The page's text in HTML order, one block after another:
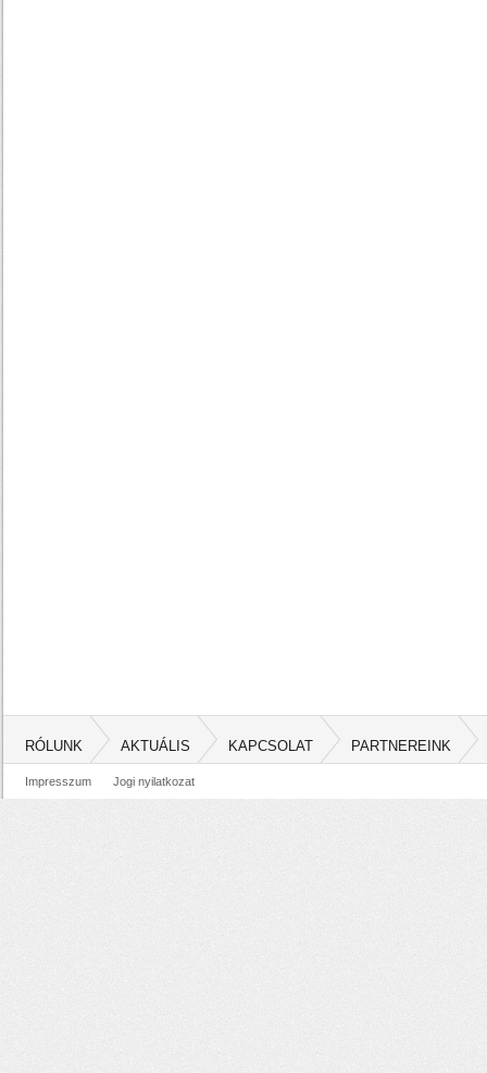
RÓLUNK AKTUÁLIS KAPCSOLAT PARTNEREINK
Impresszum Jogi nyilatkozat